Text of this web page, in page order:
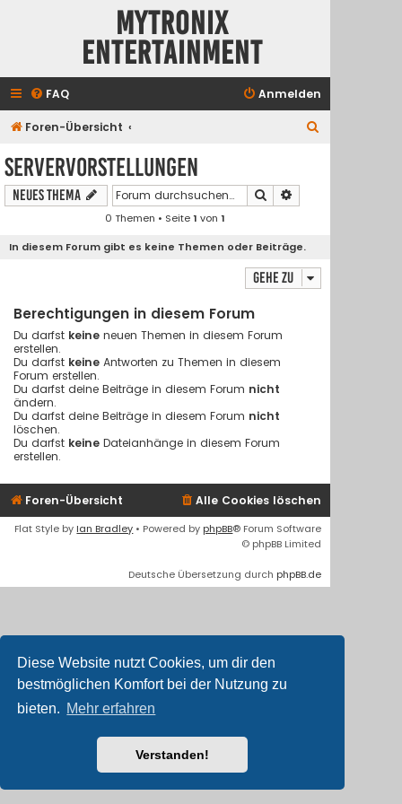
Diese Website nutzt Cookies, um dir den
bestmöglichen Komfort bei der Nutzung zu
bieten. Mehr erfahren
Verstanden!
Mytronix
Entertainment
FAQ Anmelden
Foren-Übersicht
Servervorstellungen
Neues Thema Suche
0 Themen • Seite1 von1
In diesem Forum gibt es keine Themen oder Beiträge.
Gehe zu
Berechtigungen in diesem Forum
Du darfst keine neuen Themen in diesem Forum
erstellen.
Du darfst keine Antworten zu Themen in diesem
Forum erstellen.
Du darfst deine Beiträge in diesem Forum nicht
ändern.
Du darfst deine Beiträge in diesem Forum nicht
löschen.
Du darfst keine Dateianhänge in diesem Forum
erstellen.
Foren-Übersicht Alle Cookies löschen
Flat Style by Ian Bradley • Powered by phpBB® Forum Software
© phpBB Limited
Deutsche Übersetzung durch phpBB.de